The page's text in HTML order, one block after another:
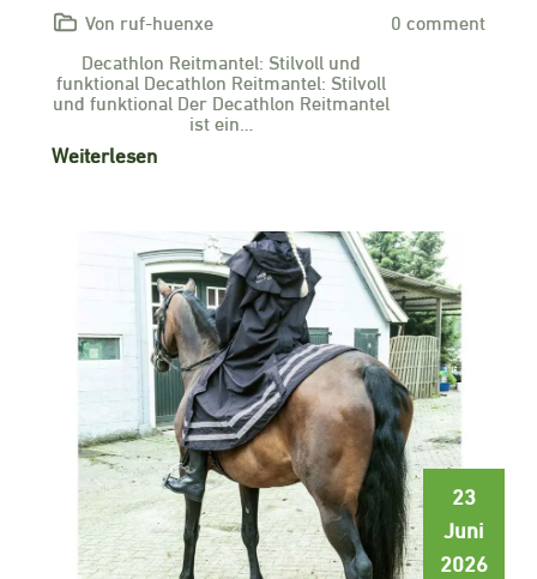
Von ruf-huenxe
0 comment
Decathlon Reitmantel: Stilvoll und
funktional Decathlon Reitmantel: Stilvoll
und funktional Der Decathlon Reitmantel
ist ein…
Weiterlesen
23
Juni
2026